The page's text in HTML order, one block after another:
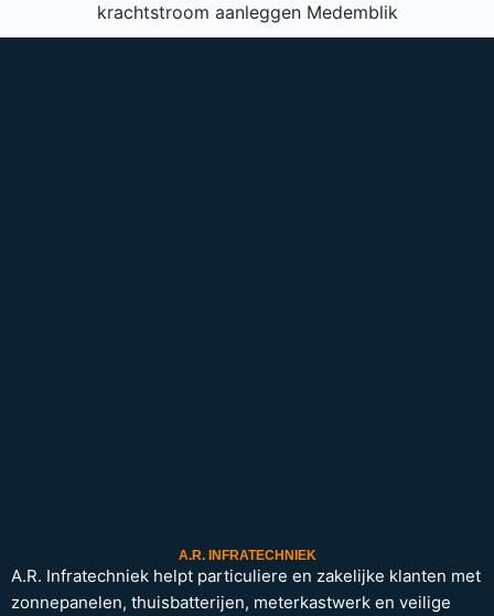
krachtstroom aanleggen Medemblik
A.R. INFRATECHNIEK
A.R. Infratechniek helpt particuliere en zakelijke klanten met
zonnepanelen, thuisbatterijen, meterkastwerk en veilige